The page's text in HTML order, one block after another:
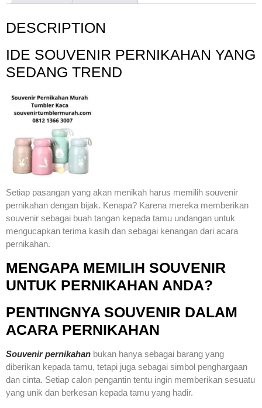
DESCRIPTION
IDE SOUVENIR PERNIKAHAN YANG
SEDANG TREND
Setiap pasangan yang akan menikah harus memilih souvenir
pernikahan dengan bijak. Kenapa? Karena mereka memberikan
souvenir sebagai buah tangan kepada tamu undangan untuk
mengucapkan terima kasih dan sebagai kenangan dari acara
pernikahan.
MENGAPA MEMILIH SOUVENIR
UNTUK PERNIKAHAN ANDA?
PENTINGNYA SOUVENIR DALAM
ACARA PERNIKAHAN
Souvenir pernikahan bukan hanya sebagai barang yang
diberikan kepada tamu, tetapi juga sebagai simbol penghargaan
dan cinta. Setiap calon pengantin tentu ingin memberikan sesuatu
yang unik dan berkesan kepada tamu yang hadir.